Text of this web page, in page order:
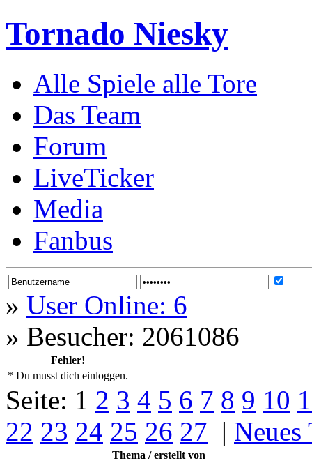
Tornado Niesky
Alle Spiele alle Tore
Das Team
Forum
LiveTicker
Media
Fanbus
» User Online: 6
» Besucher: 2061086
Fehler!
* Du musst dich einloggen.
Seite: 1 2 3 4 5 6 7 8 9 10
22 23 24 25 26 27 | Neues
Thema / erstellt von